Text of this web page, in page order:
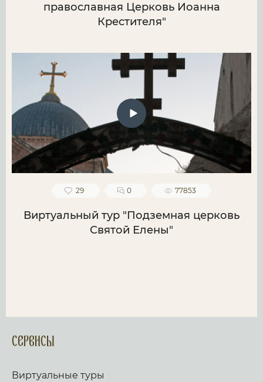
православная Церковь Иоанна
Крестителя"
29 0 77853
Виртуальный тур "Подземная церковь
Святой Елены"
Сервисы
Виртуальные туры